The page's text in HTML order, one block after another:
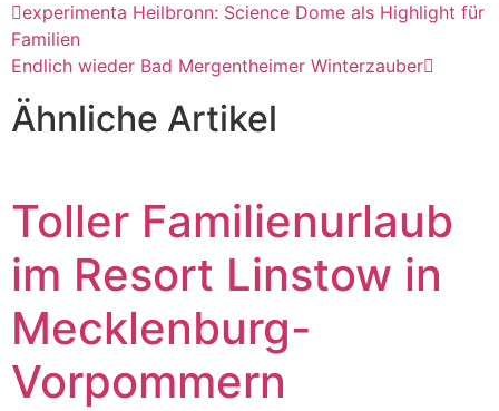
experimenta Heilbronn: Science Dome als Highlight für
Familien
Endlich wieder Bad Mergentheimer Winterzauber
Ähnliche Artikel
Toller Familienurlaub
im Resort Linstow in
Mecklenburg-
Vorpommern